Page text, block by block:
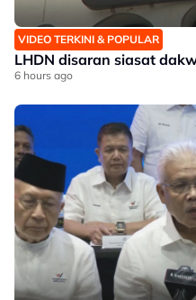
VIDEO TERKINI & POPULAR
LHDN disaran siasat
6 hours ago